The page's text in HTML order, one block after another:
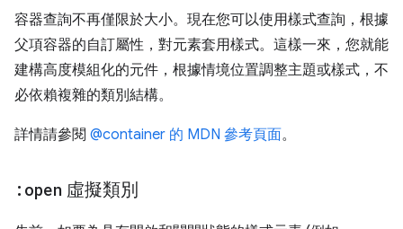
容器查詢不再僅限於大小。現在您可以使用樣式查詢，根據
父項容器的自訂屬性，對元素套用樣式。這樣一來，您就能
建構高度模組化的元件，根據情境位置調整主題或樣式，不
必依賴複雜的類別結構。
詳情請參閱 @container 的 MDN 參考頁面。
:open 虛擬類別